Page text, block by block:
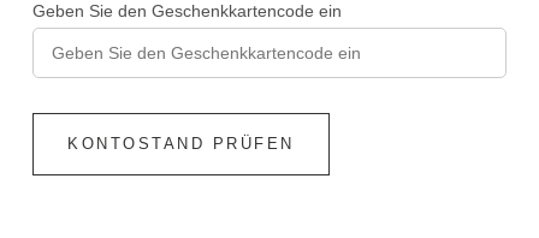
Geben Sie den Geschenkkartencode ein